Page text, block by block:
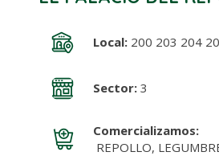
Local:200 203 204
Sector:3
Comercializamos:
REPOLLO,